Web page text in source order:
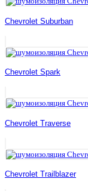
Chevrolet Suburban
Chevrolet Spark
Chevrolet Traverse
Chevrolet Trailblazer